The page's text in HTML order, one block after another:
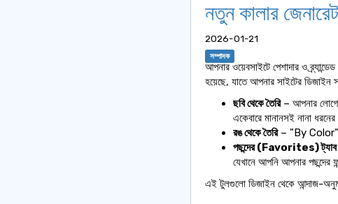
নতুন কালার
2026-01-21
সম্পাদক
আপনার ওয়েবসাইটে পেশাদার ও
হয়েছে, যাতে আপনার সাইটের ডিজাইন
ছবি থেকে তৈরি– আপনার লোগো
একেবারে মানানসই নানা
রঙ থেকে তৈরি– "By Color"
পছন্দের (Favorites) ট্যাব
যেখানে আপনি আপনার পছন্দের
এই টুলগুলো ডিজাইন থেকে আন্দাজ-